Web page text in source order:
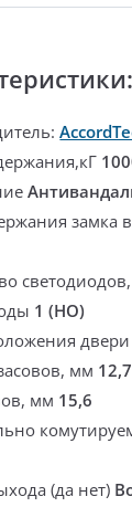
замка
1 (НО)
двери
мм 12,7
мм 15,6
(да нет)